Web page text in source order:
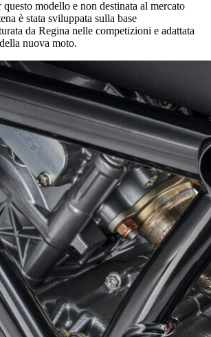
questo modello e non destinata al mercato
è stata sviluppata sulla base
da Regina nelle competizioni e adattata
nuova moto.